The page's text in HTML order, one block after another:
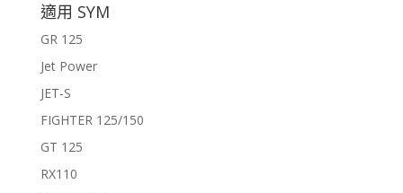
適用 SYM
GR 125
Jet Power
JET-S
FIGHTER 125/150
GT 125
RX110